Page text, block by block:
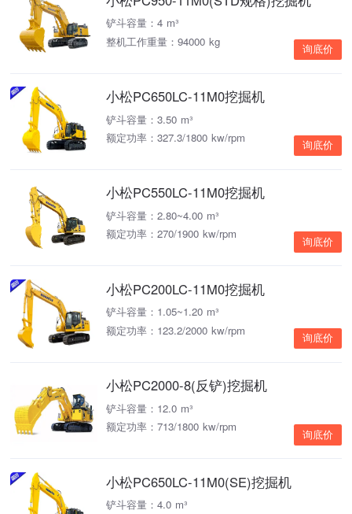
铲斗容量：4 m³
整机工作重量：94000 kg
询底价
小松PC650LC-11M0挖掘机
铲斗容量：3.50 m³
额定功率：327.3/1800 kw/rpm
询底价
小松PC550LC-11M0挖掘机
铲斗容量：2.80~4.00 m³
额定功率：270/1900 kw/rpm
询底价
小松PC200LC-11M0挖掘机
铲斗容量：1.05~1.20 m³
额定功率：123.2/2000 kw/rpm
询底价
小松PC2000-8(反铲)挖掘机
铲斗容量：12.0 m³
额定功率：713/1800 kw/rpm
询底价
小松PC650LC-11M0(SE)挖掘机
铲斗容量：4.0 m³